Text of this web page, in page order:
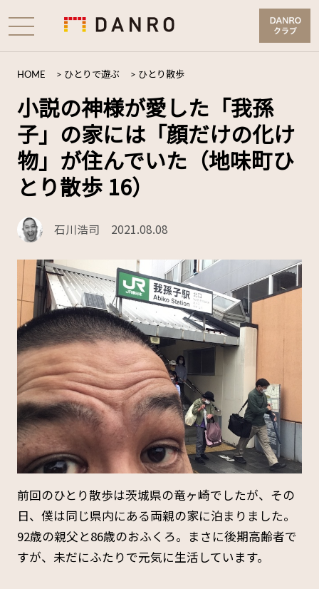
HOME > ひとりで遊ぶ > ひとり散歩
小説の神様が愛した「我孫
子」の家には「顔だけの化け
物」が住んでいた（地味町ひ
とり散歩 16）
石川浩司 2021.08.08
前回のひとり散歩は茨城県の竜ヶ崎でしたが、その
日、僕は同じ県内にある両親の家に泊まりました。
92歳の親父と86歳のおふくろ。まさに後期高齢者で
すが、未だにふたりで元気に生活しています。